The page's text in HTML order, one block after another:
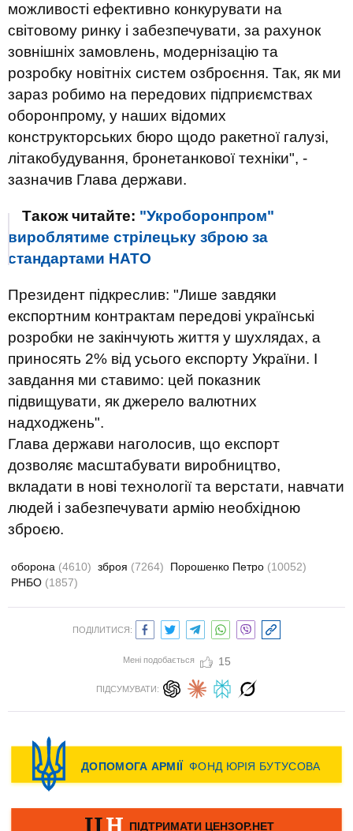
можливості ефективно конкурувати на
світовому ринку і забезпечувати, за рахунок
зовнішніх замовлень, модернізацію та
розробку новітніх систем озброєння. Так, як ми
зараз робимо на передових підприємствах
оборонпрому, у наших відомих
конструкторських бюро щодо ракетної галузі,
літакобудування, бронетанкової техніки", -
зазначив Глава держави.
Також читайте: "Укроборонпром"
вироблятиме стрілецьку зброю за
стандартами НАТО
Президент підкреслив: "Лише завдяки
експортним контрактам передові українські
розробки не закінчують життя у шухлядах, а
приносять 2% від усього експорту України. І
завдання ми ставимо: цей показник
підвищувати, як джерело валютних
надходжень".
Глава держави наголосив, що експорт
дозволяє масштабувати виробництво,
вкладати в нові технології та верстати, навчати
людей і забезпечувати армію необхідною
зброєю.
оборона (4610) зброя (7264) Порошенко Петро (10052)
РНБО (1857)
ПОДІЛИТИСЯ:
Мені подобається 15
ПІДСУМУВАТИ: